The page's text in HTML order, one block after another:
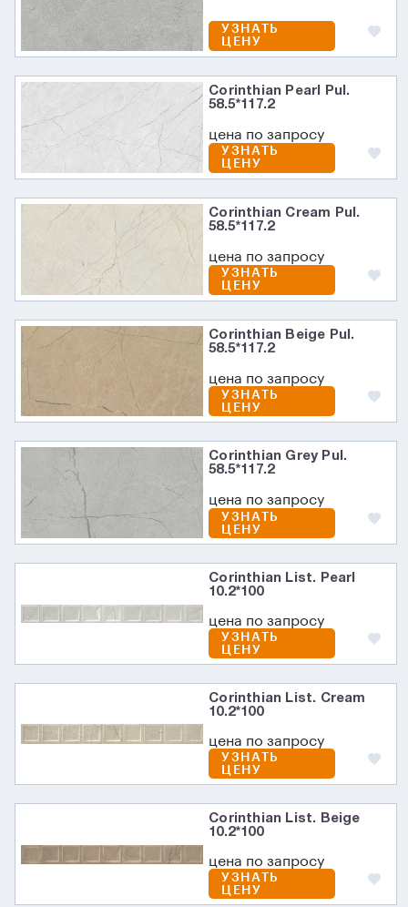
УЗНАТЬ
ЦЕНУ
Corinthian Pearl Pul.
58.5*117.2
цена по запросу
УЗНАТЬ
ЦЕНУ
Corinthian Cream Pul.
58.5*117.2
цена по запросу
УЗНАТЬ
ЦЕНУ
Corinthian Beige Pul.
58.5*117.2
цена по запросу
УЗНАТЬ
ЦЕНУ
Corinthian Grey Pul.
58.5*117.2
цена по запросу
УЗНАТЬ
ЦЕНУ
Corinthian List. Pearl
10.2*100
цена по запросу
УЗНАТЬ
ЦЕНУ
Corinthian List. Cream
10.2*100
цена по запросу
УЗНАТЬ
ЦЕНУ
Corinthian List. Beige
10.2*100
цена по запросу
УЗНАТЬ
ЦЕНУ